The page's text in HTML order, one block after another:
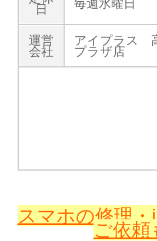
日
毎週水曜日
運営
会社
アイプラス
プラザ店
スマホの修理
ご依頼